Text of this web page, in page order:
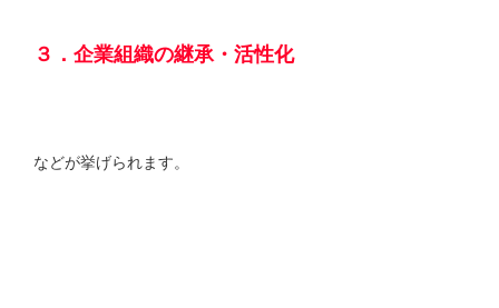
３．企業組織の継承・活性化
などが挙げられます。